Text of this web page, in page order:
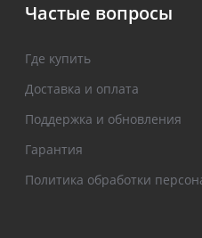
Частые вопросы
Где купить
Доставка и оплата
Поддержка и обновления
Гарантия
Политика обработки